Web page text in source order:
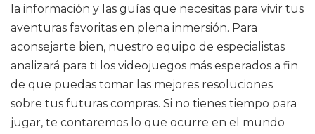
la información y las guías que necesitas para vivir tus
aventuras favoritas en plena inmersión. Para
aconsejarte bien, nuestro equipo de especialistas
analizará para ti los videojuegos más esperados a fin
de que puedas tomar las mejores resoluciones
sobre tus futuras compras. Si no tienes tiempo para
jugar, te contaremos lo que ocurre en el mundo